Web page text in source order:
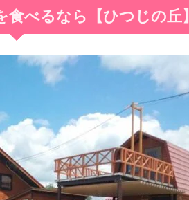
べるなら【ひつじの丘】